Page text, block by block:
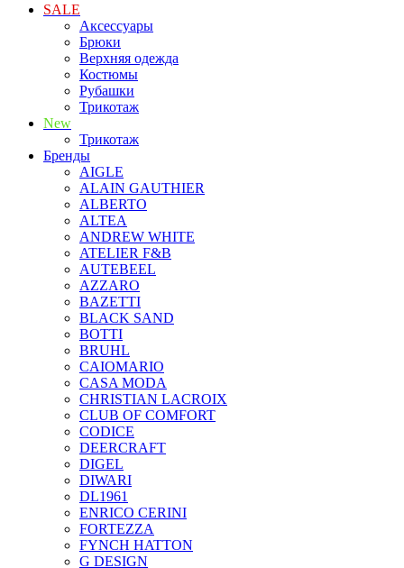
SALE
Аксессуары
Брюки
Верхняя одежда
Костюмы
Рубашки
Трикотаж
New
Трикотаж
Бренды
AIGLE
ALAIN GAUTHIER
ALBERTO
ALTEA
ANDREW WHITE
ATELIER F&B
AUTEBEEL
AZZARO
BAZETTI
BLACK SAND
BOTTI
BRUHL
CAIOMARIO
CASA MODA
CHRISTIAN LACROIX
CLUB OF COMFORT
CODICE
DEERCRAFT
DIGEL
DIWARI
DL1961
ENRICO CERINI
FORTEZZA
FYNCH HATTON
G DESIGN